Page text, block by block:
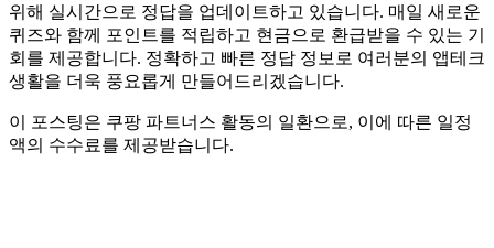
위해 실시간으로 정답을 업데이트하고 있습니다. 매일 새로운
퀴즈와 함께 포인트를 적립하고 현금으로 환급받을 수 있는 기
회를 제공합니다. 정확하고 빠른 정답 정보로 여러분의 앱테크
생활을 더욱 풍요롭게 만들어드리겠습니다.
이 포스팅은 쿠팡 파트너스 활동의 일환으로, 이에 따른 일정
액의 수수료를 제공받습니다.